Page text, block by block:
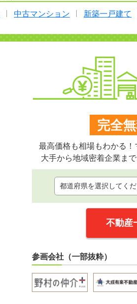
中古マンション 新築一戸建て
完全
最高価格も相場もわかる！
大手から地域密着企業まで
不動産
参画会社（一部抜粋）